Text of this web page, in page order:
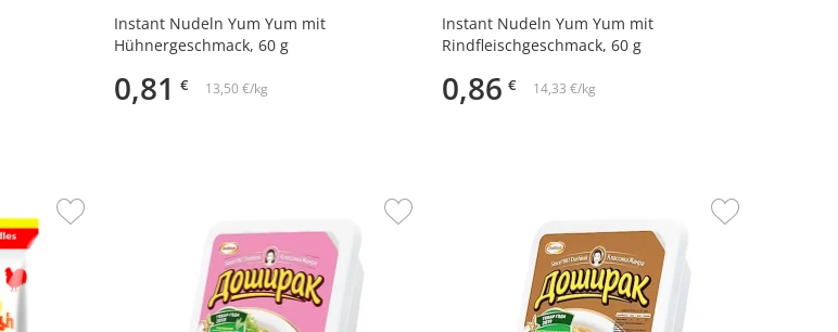
Instant Nudeln Yum Yum mit
Hühnergeschmack, 60 g
0,81 € 13,50 €/kg
Instant Nudeln Yum Yum mit
Rindfleischgeschmack, 60 g
0,86 € 14,33 €/kg